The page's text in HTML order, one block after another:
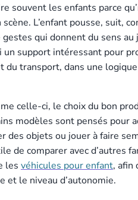
souvent les enfants parce
L’enfant pousse, suit,
qui donnent du sens
un support intéressant pour
du transport, dans une
celle-ci, le choix du bon
modèles sont pensés pour
des objets ou jouer à faire
de comparer avec d’autres
les véhicules pour enfant, afin
et le niveau d’autonomie.